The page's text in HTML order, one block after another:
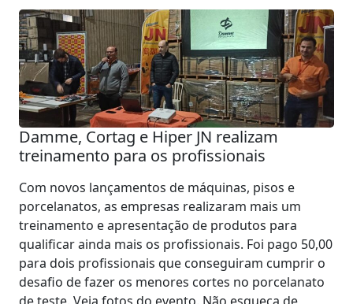
Damme, Cortag e Hiper JN realizam
treinamento para os profissionais
Com novos lançamentos de máquinas, pisos e
porcelanatos, as empresas realizaram mais um
treinamento e apresentação de produtos para
qualificar ainda mais os profissionais. Foi pago 50,00
para dois profissionais que conseguiram cumprir o
desafio de fazer os menores cortes no porcelanato